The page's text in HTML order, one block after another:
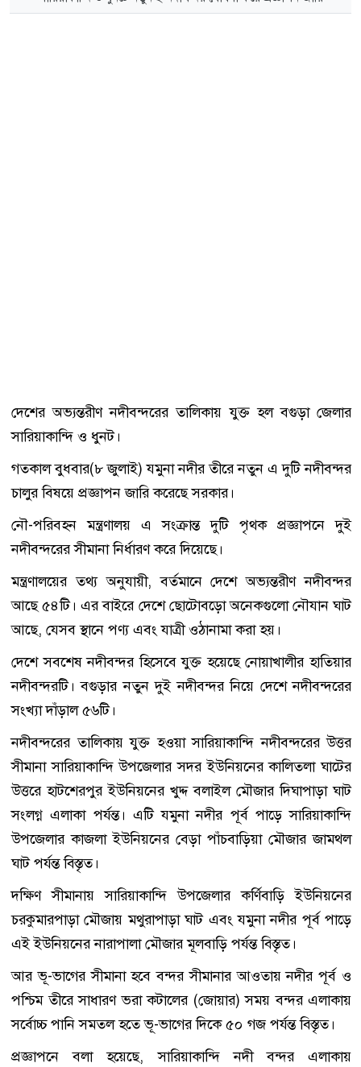
দেশের অভ্যন্তরীণ নদীবন্দরের তালিকায় যুক্ত হল বগুড়া জেলার
সারিয়াকান্দি ও ধুনট।
গতকাল বুধবার(৮ জুলাই) যমুনা নদীর তীরে নতুন এ দুটি নদীবন্দর
চালুর বিষয়ে প্রজ্ঞাপন জারি করেছে সরকার।
নৌ-পরিবহন মন্ত্রণালয় এ সংক্রান্ত দুটি পৃথক প্রজ্ঞাপনে দুই
নদীবন্দরের সীমানা নির্ধারণ করে দিয়েছে।
মন্ত্রণালয়ের তথ্য অনুযায়ী, বর্তমানে দেশে অভ্যন্তরীণ নদীবন্দর
আছে ৫৪টি। এর বাইরে দেশে ছোটোবড়ো অনেকগুলো নৌযান ঘাট
আছে, যেসব স্থানে পণ্য এবং যাত্রী ওঠানামা করা হয়।
দেশে সবশেষ নদীবন্দর হিসেবে যুক্ত হয়েছে নোয়াখালীর হাতিয়ার
নদীবন্দরটি। বগুড়ার নতুন দুই নদীবন্দর নিয়ে দেশে নদীবন্দরের
সংখ্যা দাঁড়াল ৫৬টি।
নদীবন্দরের তালিকায় যুক্ত হওয়া সারিয়াকান্দি নদীবন্দরের উত্তর
সীমানা সারিয়াকান্দি উপজেলার সদর ইউনিয়নের কালিতলা ঘাটের
উত্তরে হাটশেরপুর ইউনিয়নের খুদ্দ বলাইল মৌজার দিঘাপাড়া ঘাট
সংলগ্ন এলাকা পর্যন্ত। এটি যমুনা নদীর পূর্ব পাড়ে সারিয়াকান্দি
উপজেলার কাজলা ইউনিয়নের বেড়া পাঁচবাড়িয়া মৌজার জামথল
ঘাট পর্যন্ত বিস্তৃত।
দক্ষিণ সীমানায় সারিয়াকান্দি উপজেলার কর্ণিবাড়ি ইউনিয়নের
চরকুমারপাড়া মৌজায় মথুরাপাড়া ঘাট এবং যমুনা নদীর পূর্ব পাড়ে
এই ইউনিয়নের নারাপালা মৌজার মূলবাড়ি পর্যন্ত বিস্তৃত।
আর ভূ-ভাগের সীমানা হবে বন্দর সীমানার আওতায় নদীর পূর্ব ও
পশ্চিম তীরে সাধারণ ভরা কটালের (জোয়ার) সময় বন্দর এলাকায়
সর্বোচ্চ পানি সমতল হতে ভূ-ভাগের দিকে ৫০ গজ পর্যন্ত বিস্তৃত।
প্রজ্ঞাপনে বলা হয়েছে, সারিয়াকান্দি নদী বন্দর এলাকায়